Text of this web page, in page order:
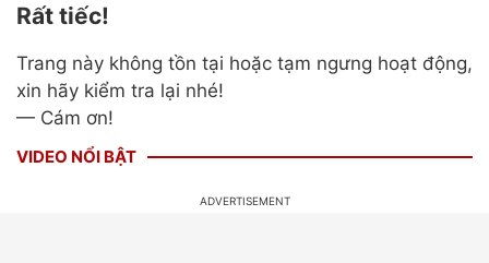
Rất tiếc!
Trang này không tồn tại hoặc tạm ngưng hoạt động,
xin hãy kiểm tra lại nhé!
— Cám ơn!
VIDEO NỔI BẬT